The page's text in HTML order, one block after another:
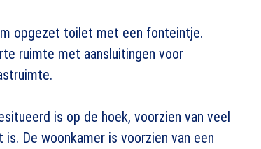
opgezet toilet met een fonteintje.
ruimte met aansluitingen voor
is op de hoek, voorzien van veel
De woonkamer is voorzien van een